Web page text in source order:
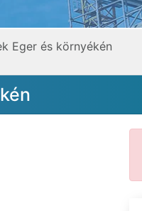
Eger és környékén